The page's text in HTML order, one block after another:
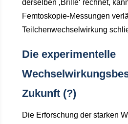
derselben ‚Brille‘ rechnet,
Femtoskopie‑Messungen
Teilchenwechselwirkung
Die experimentelle
Zukunft (?)
Die Erforschung der starken